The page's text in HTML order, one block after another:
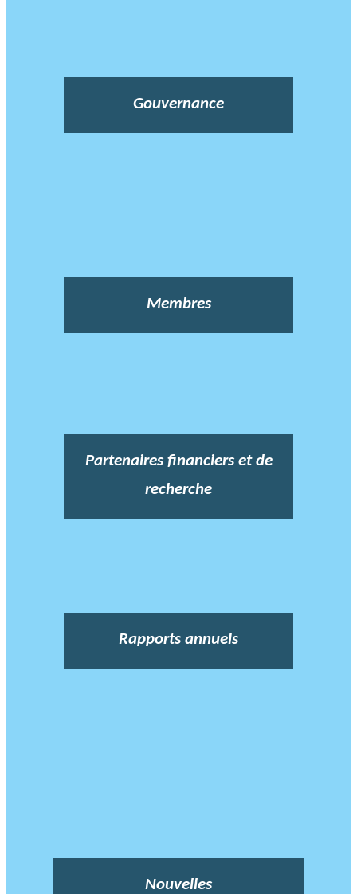
Gouvernance
Membres
Partenaires financiers et de
recherche
Rapports annuels
Nouvelles